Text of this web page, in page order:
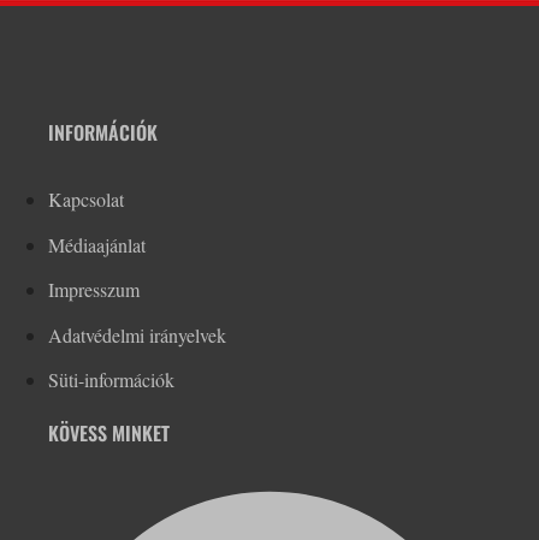
INFORMÁCIÓK
Kapcsolat
Médiaajánlat
Impresszum
Adatvédelmi irányelvek
Süti-információk
KÖVESS MINKET